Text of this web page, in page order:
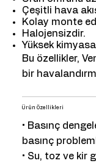
Çeşitli hava
Kolay monte
Halojensizdir.
Yüksek
Bu özellikler,
bir
Ürün Özellikleri
• Basınç
basınç
• Su, toz ve kir